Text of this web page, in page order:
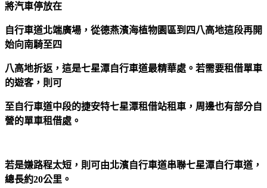
將汽車停放在
自行車道北端廣場，從德燕濱海植物園區到四八高地這段再開
始向南騎至四
八高地折返，這是七星潭自行車道最精華處。若需要租借單車
的遊客，則可
至自行車道中段的捷安特七星潭租借站租車，周邊也有部分自
營的單車租借處。
若是嫌路程太短，則可由北濱自行車道串聯七星潭自行車道，
總長約20公里。